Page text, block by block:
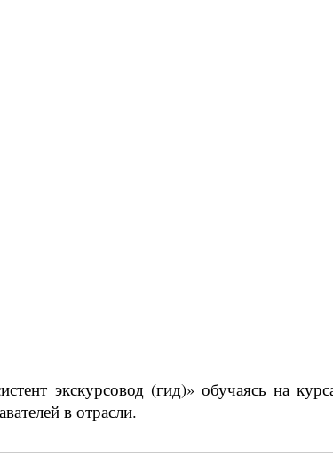
экскурсовод (гид)» обучаясь на
в отрасли.